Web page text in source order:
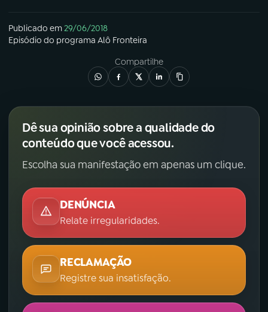
Publicado em29/06/2018
Episódio do programa Alô Fronteira
Compartilhe
Dê sua opinião sobre a qualidade do
conteúdo que você acessou.
Escolha sua manifestação em apenas um clique.
DENÚNCIA
Relate irregularidades.
RECLAMAÇÃO
Registre sua insatisfação.